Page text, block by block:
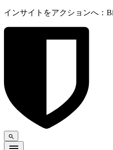
インサイトをアクションへ：